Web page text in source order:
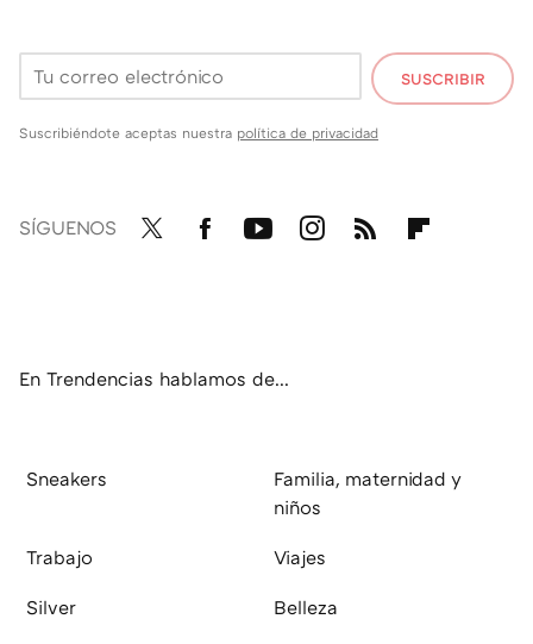
SUSCRIBIR
Suscribiéndote aceptas nuestra política de privacidad
SÍGUENOS
En Trendencias hablamos de...
Sneakers
Familia, maternidad y
niños
Trabajo Viajes
Silver Belleza